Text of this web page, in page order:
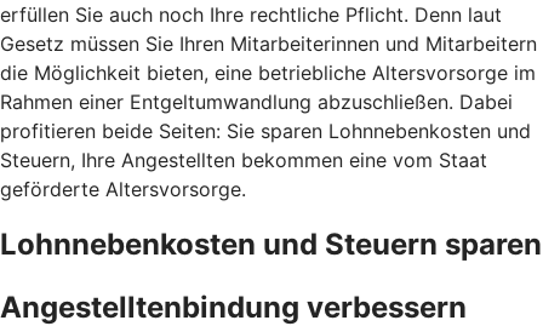
erfüllen Sie auch noch Ihre rechtliche Pflicht. Denn laut
Gesetz müssen Sie Ihren Mitarbeiterinnen und Mitarbeitern
die Möglichkeit bieten, eine betriebliche Altersvorsorge im
Rahmen einer Entgeltumwandlung abzuschließen. Dabei
profitieren beide Seiten: Sie sparen Lohnnebenkosten und
Steuern, Ihre Angestellten bekommen eine vom Staat
geförderte Altersvorsorge.
Lohnnebenkosten und Steuern sparen
Angestelltenbindung verbessern